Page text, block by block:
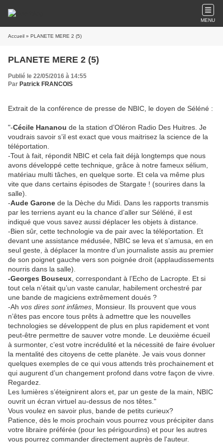
MENU
Accueil » PLANETE MERE 2 (5)
PLANETE MERE 2 (5)
Publié le 22/05/2016 à 14:55
Par Patrick FRANCOIS
Extrait de la conférence de presse de NBIC, le doyen de Séléné :
"-Cécile Hananou de la station d’Oléron Radio Des Huitres. Je
voudrais savoir s’il est exact que vous maitrisez la science de la
téléportation.
-Tout à fait, répondit NBIC et cela fait déjà longtemps que nous
avons développé cette technique, grâce à notre fameux sélium,
matériau multi tâches, en quelque sorte. Et cela va même plus
vite que dans certains épisodes de Stargate ! (sourires dans la
salle).
-Aude Garone de la Dèche du Midi. Dans les rapports transmis
par les terriens ayant eu la chance d’aller sur Séléné, il est
indiqué que vous savez aussi déplacer les objets à distance.
-Bien sûr, cette technologie va de pair avec la téléportation. Et
devant une assistance médusée, NBIC se leva et s’amusa, en en
seul geste, à déplacer la montre d’un journaliste assis au premier
de son poignet gauche vers son poignée droit (applaudissements
nourris dans la salle).
-Georges Bouseux , correspondant à l’Echo de Lacropte. Et si
tout cela n’était qu’un vaste canular, habilement orchestré par
une bande de magiciens extrêmement doués ?
-Ah vos dires sont infâmes , Monsieur. Ils prouvent que vous
n’êtes pas encore tous prêts à admettre que les nouvelles
technologies se développent de plus en plus rapidement et vont
peut-être permettre de sauver votre monde. Le deuxième écueil
à surmonter, c’est votre incrédulité et la nécessité de faire évoluer
la mentalité des citoyens de cette planète. Je vais vous donner
quelques exemples de ce qui vous attends très prochainement et
qui augurent d’un changement profond dans votre façon de vivre.
Regardez.
Les lumières s’éteignirent alors et, par un geste de la main, NBIC
ouvrit un écran virtuel au-dessus de nos têtes."
Vous voulez en savoir plus, bande de petits curieux?
Patience, dès le mois prochain vous pourrez vous précipiter dans
votre libraire préférée (pour les périgourdins) et pour les autres
vous pourrez commander directement auprès de l'auteur.